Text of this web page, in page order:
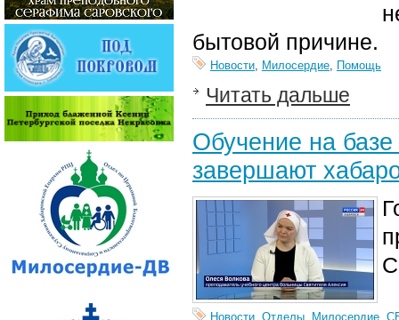
бытовой причине.
Новости, Милосердие, Помощь
Читать дальше
Обучение на
завершают
Новости Отделы Милосердие